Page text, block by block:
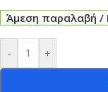
Άμεση παραλαβή /
- +